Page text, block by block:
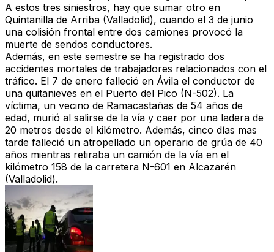
A estos tres siniestros, hay que sumar otro en
Quintanilla de Arriba (Valladolid), cuando el 3 de junio
una colisión frontal entre dos camiones provocó la
muerte de sendos conductores.
Además, en este semestre se ha registrado dos
accidentes mortales de trabajadores relacionados con el
tráfico. El 7 de enero falleció en Ávila el conductor de
una quitanieves en el Puerto del Pico (N-502). La
víctima, un vecino de Ramacastañas de 54 años de
edad, murió al salirse de la vía y caer por una ladera de
20 metros desde el kilómetro. Además, cinco días mas
tarde falleció un atropellado un operario de grúa de 40
años mientras retiraba un camión de la vía en el
kilómetro 158 de la carretera N-601 en Alcazarén
(Valladolid).